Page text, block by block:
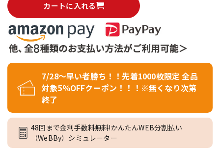
カートに入れる
7/28～早い者勝ち！！先着1000枚限定 全品
対象5％OFFクーポン！！！※無くなり次第
終了
48回まで金利手数料無料!かんたんWEB分割払い
（WeBBy）シミュレーター